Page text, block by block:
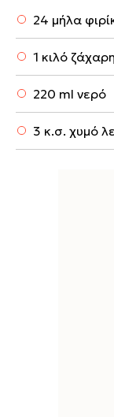
24 μήλα
1 κιλό ζάχαρη
220 ml νερό
3 κ.σ. χυμό